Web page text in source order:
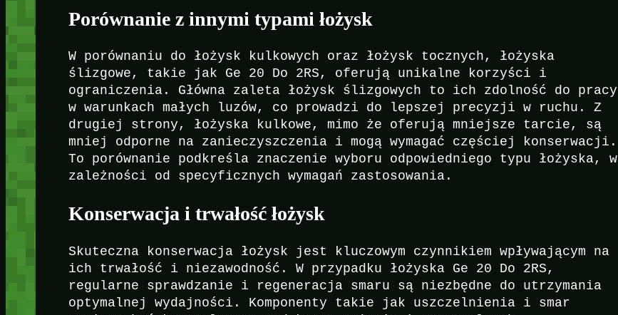
Porównanie z innymi typami łożysk
W porównaniu do łożysk kulkowych oraz łożysk tocznych, łożyska
ślizgowe, takie jak Ge 20 Do 2RS, oferują unikalne korzyści i
ograniczenia. Główna zaleta łożysk ślizgowych to ich zdolność do pracy
w warunkach małych luzów, co prowadzi do lepszej precyzji w ruchu. Z
drugiej strony, łożyska kulkowe, mimo że oferują mniejsze tarcie, są
mniej odporne na zanieczyszczenia i mogą wymagać częściej konserwacji.
To porównanie podkreśla znaczenie wyboru odpowiedniego typu łożyska, w
zależności od specyficznych wymagań zastosowania.
Konserwacja i trwałość łożysk
Skuteczna konserwacja łożysk jest kluczowym czynnikiem wpływającym na
ich trwałość i niezawodność. W przypadku łożyska Ge 20 Do 2RS,
regularne sprawdzanie i regeneracja smaru są niezbędne do utrzymania
optymalnej wydajności. Komponenty takie jak uszczelnienia i smar